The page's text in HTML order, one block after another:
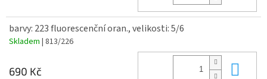
barvy: 223 fluorescenční oran., velikosti: 5/6
Skladem | 813/226
690 Kč